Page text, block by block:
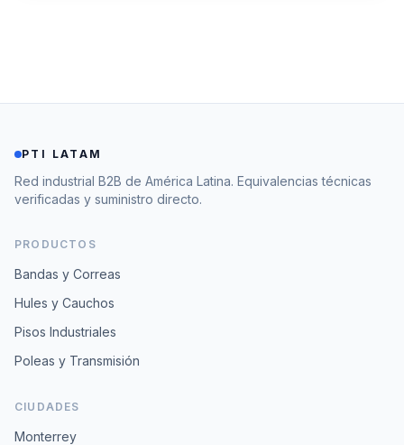
PTI LATAM
Red industrial B2B de América Latina. Equivalencias técnicas
verificadas y suministro directo.
PRODUCTOS
Bandas y Correas
Hules y Cauchos
Pisos Industriales
Poleas y Transmisión
CIUDADES
Monterrey